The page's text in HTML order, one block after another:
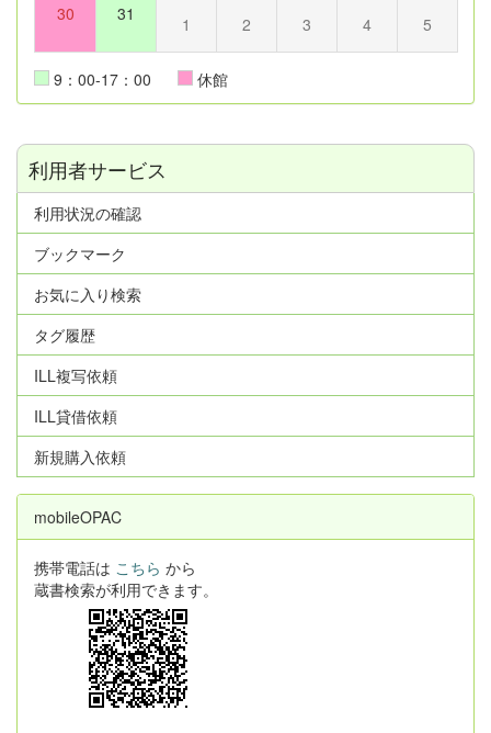
30 31 1 2 3 4 5
9：00-17：00 休館
利用者サービス
利用状況の確認
ブックマーク
お気に入り検索
タグ履歴
ILL複写依頼
ILL貸借依頼
新規購入依頼
mobileOPAC
携帯電話は こちら から
蔵書検索が利用できます。